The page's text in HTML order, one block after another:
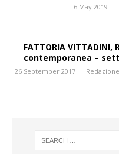
6 May 2019
FATTORIA
contemporanea –
26 September 2017 Redazione